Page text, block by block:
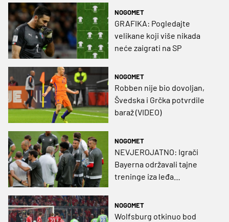
NOGOMET
GRAFIKA: Pogledajte
velikane koji više nikada
neće zaigrati na SP
NOGOMET
Robben nije bio dovoljan,
Švedska i Grčka potvrdile
baraž (VIDEO)
NOGOMET
NEVJEROJATNO: Igrači
Bayerna održavali tajne
treninge iza leđa
NOGOMET
Wolfsburg otkinuo bod